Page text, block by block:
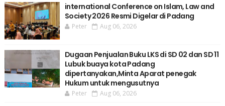
international Conference on Islam, Law and
Society 2026 Resmi Digelar di Padang
Peter Aug 06, 2026
Dugaan Penjualan Buku LKS di SD 02 dan SD 11
Lubuk buaya kota Padang
dipertanyakan,Minta Aparat penegak
Hukum untuk mengusutnya
Peter Aug 06, 2026